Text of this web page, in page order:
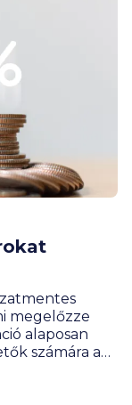
megelőzze
alaposan
számára a